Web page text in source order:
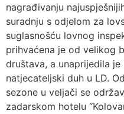
nagrađivanju
suradnju s odjelom za
suglasnošću lovnog
prihvaćena je od velikog
društava, a unaprijedila
natjecateljski duh u LD.
sezone u veljači se
zadarskom hotelu